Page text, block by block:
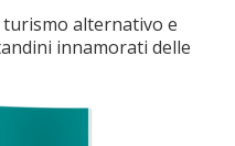
alternativo e
innamorati delle